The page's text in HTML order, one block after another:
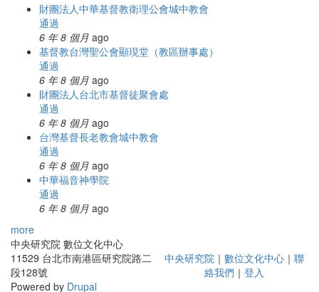
財團法人中華基督教衛理公會城中教會
通過
6 年 8 個月 ago
基督教台灣聖公會顯現堂（教區辦事處）
通過
6 年 8 個月 ago
財團法人台北市基督徒聚會處
通過
6 年 8 個月 ago
台灣基督長老教會城中教會
通過
6 年 8 個月 ago
中華福音神學院
通過
6 年 8 個月 ago
more
中央研究院 數位文化中心
11529 台北市南港區研究院路二
段128號
中央研究院 ｜ 數位文化中心｜ 聯
絡我們 ｜ 登入
Powered by Drupal